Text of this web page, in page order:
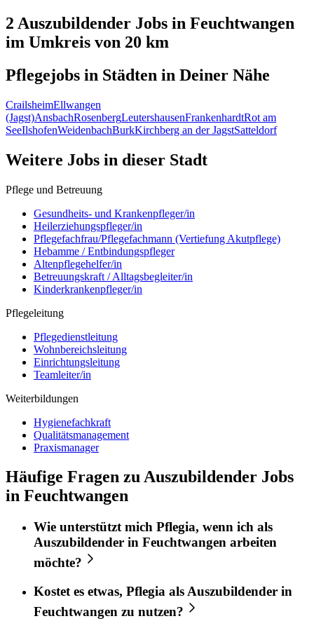
2 Auszubildender Jobs in Feuchtwangen
im Umkreis von 20 km
Pflegejobs in Städten in Deiner Nähe
CrailsheimEllwangen
(Jagst)AnsbachRosenbergLeutershausenFrankenhardtRot am
SeeIlshofenWeidenbachBurkKirchberg an der JagstSatteldorf
Weitere Jobs in dieser Stadt
Pflege und Betreuung
Gesundheits- und Krankenpfleger/in
Heilerziehungspfleger/in
Pflegefachfrau/Pflegefachmann (Vertiefung Akutpflege)
Hebamme / Entbindungspfleger
Altenpflegehelfer/in
Betreuungskraft / Alltagsbegleiter/in
Kinderkrankenpfleger/in
Pflegeleitung
Pflegedienstleitung
Wohnbereichsleitung
Einrichtungsleitung
Teamleiter/in
Weiterbildungen
Hygienefachkraft
Qualitätsmanagement
Praxismanager
Häufige Fragen zu Auszubildender Jobs
in Feuchtwangen
Wie unterstützt mich Pflegia, wenn ich als
Auszubildender in Feuchtwangen arbeiten
möchte?
Kostet es etwas, Pflegia als Auszubildender in
Feuchtwangen zu nutzen?